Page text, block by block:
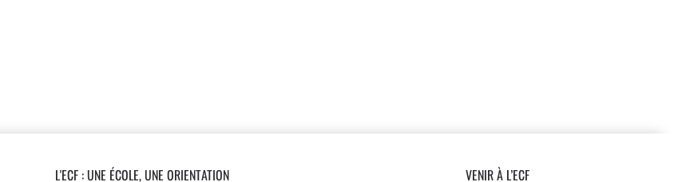
L'ECF : UNE ÉCOLE, UNE ORIENTATION VENIR À L’ECF